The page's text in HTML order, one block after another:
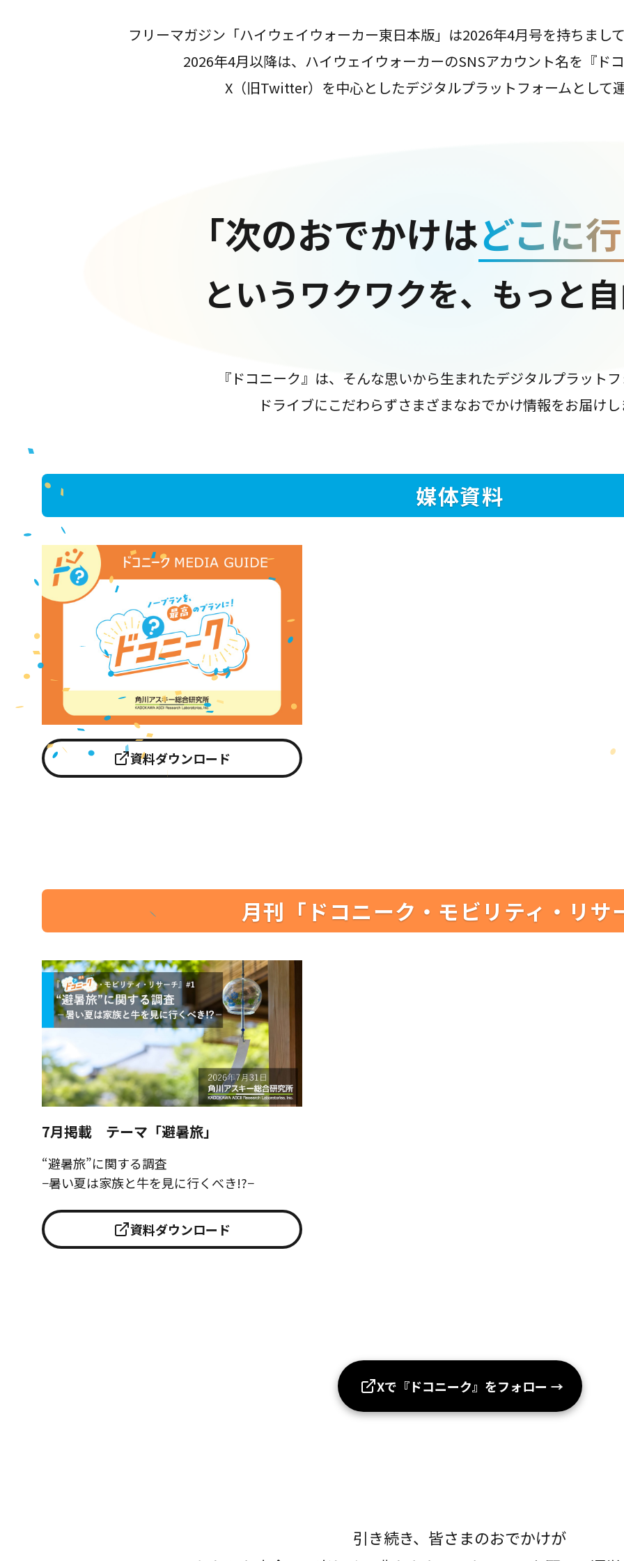
フリーマガジン「ハイウェイウォーカー東日本版」は2026年4月号を持ちまし
2026年4月以降は、ハイウェイウォーカーのSNSアカウント名を『ド
X（旧Twitter）を中心としたデジタルプラットフォームとして
「次のおでかけはどこに
というワクワクを、もっと
『ドコニーク』は、そんな思いから生まれたデジタルプラット
ドライブにこだわらずさまざまなおでかけ情報をお届け
媒体資料
資料ダウンロード
月刊「ドコニーク・モビリティ・リサ
7月掲載 テーマ「避暑旅」
“避暑旅”に関する調査
−暑い夏は家族と牛を見に行くべき!?−
資料ダウンロード
Xで『ドコニーク』をフォロー →
引き続き、皆さまのおでかけが